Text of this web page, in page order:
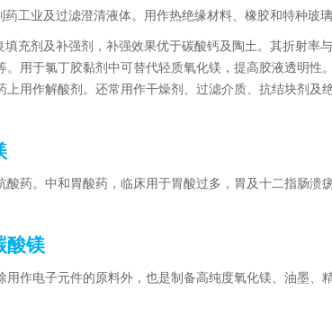
工业及过滤澄清液体。用作热绝缘材料、橡胶和特种玻璃
充剂及补强剂，补强效果优于碳酸钙及陶土。其折射
。用于氯丁胶黏剂中可替代轻质氧化镁，提高胶液透明
上用作解酸剂。还常用作干燥剂、过滤介质、抗结块剂及
酸药。中和胃酸药，临床用于胃酸过多，胃及十二指肠溃
酸镁
用作电子元件的原料外，也是制备高纯度氧化镁、油墨